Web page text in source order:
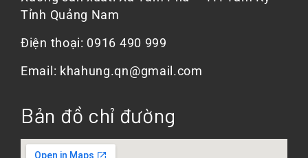
Tỉnh Quảng Nam
Điện thoại: 0916 490 999
Email: khahung.qn@gmail.com
Bản đồ chỉ đường